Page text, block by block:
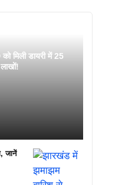
मिली डायरी में 25
जानें